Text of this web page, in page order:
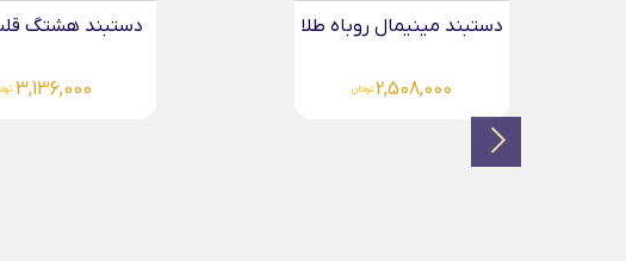
دستبند هشتگ قلب طلا...
3,136,000 تومان
دستبند طلا حرف ب
2,508,000 تومان